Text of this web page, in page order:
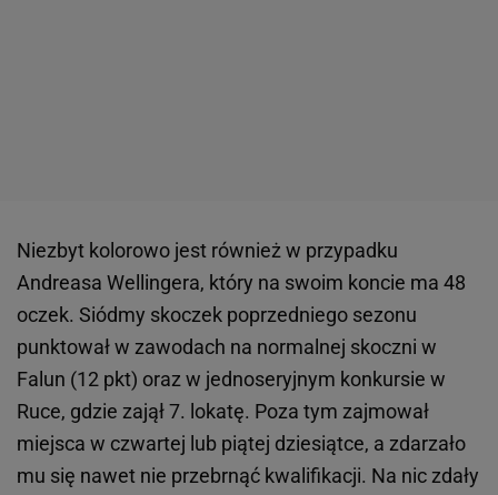
Niezbyt kolorowo jest również w przypadku
Andreasa Wellingera, który na swoim koncie ma 48
oczek. Siódmy skoczek poprzedniego sezonu
punktował w zawodach na normalnej skoczni w
Falun (12 pkt) oraz w jednoseryjnym konkursie w
Ruce, gdzie zajął 7. lokatę. Poza tym zajmował
miejsca w czwartej lub piątej dziesiątce, a zdarzało
mu się nawet nie przebrnąć kwalifikacji. Na nic zdały